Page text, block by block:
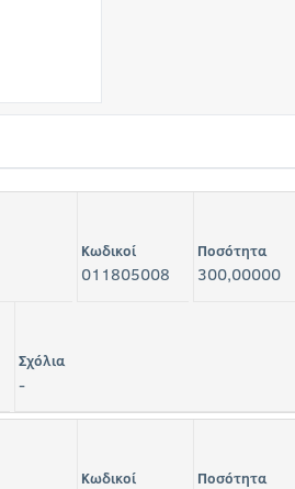
Κωδικοί
011805008
Ποσότητα
300,00000
Σχόλια
-
Κωδικοί Ποσότητα